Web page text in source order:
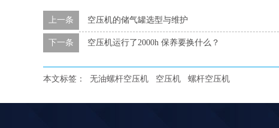
上一条 空压机的储气罐选型与维护
下一条 空压机运行了2000h 保养要换什么？
本文标签： 无油螺杆空压机 空压机 螺杆空压机